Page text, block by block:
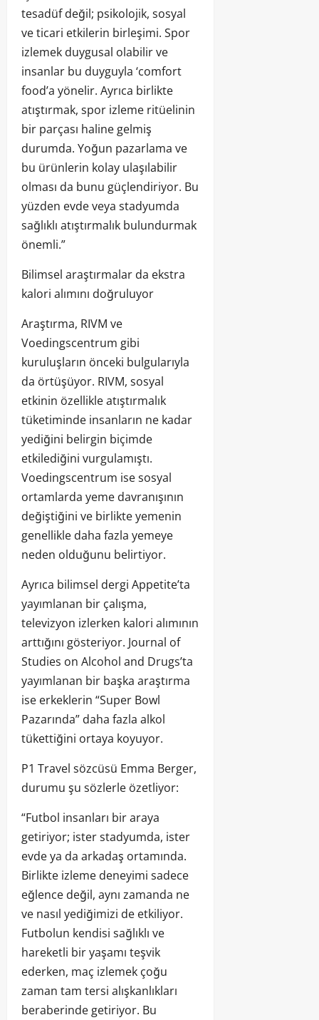
tesadüf değil; psikolojik, sosyal
ve ticari etkilerin birleşimi. Spor
izlemek duygusal olabilir ve
insanlar bu duyguyla ‘comfort
food’a yönelir. Ayrıca birlikte
atıştırmak, spor izleme ritüelinin
bir parçası haline gelmiş
durumda. Yoğun pazarlama ve
bu ürünlerin kolay ulaşılabilir
olması da bunu güçlendiriyor. Bu
yüzden evde veya stadyumda
sağlıklı atıştırmalık bulundurmak
önemli.”
Bilimsel araştırmalar da ekstra
kalori alımını doğruluyor
Araştırma, RIVM ve
Voedingscentrum gibi
kuruluşların önceki bulgularıyla
da örtüşüyor. RIVM, sosyal
etkinin özellikle atıştırmalık
tüketiminde insanların ne kadar
yediğini belirgin biçimde
etkilediğini vurgulamıştı.
Voedingscentrum ise sosyal
ortamlarda yeme davranışının
değiştiğini ve birlikte yemenin
genellikle daha fazla yemeye
neden olduğunu belirtiyor.
Ayrıca bilimsel dergi Appetite’ta
yayımlanan bir çalışma,
televizyon izlerken kalori alımının
arttığını gösteriyor. Journal of
Studies on Alcohol and Drugs’ta
yayımlanan bir başka araştırma
ise erkeklerin “Super Bowl
Pazarında” daha fazla alkol
tükettiğini ortaya koyuyor.
P1 Travel sözcüsü Emma Berger,
durumu şu sözlerle özetliyor:
“Futbol insanları bir araya
getiriyor; ister stadyumda, ister
evde ya da arkadaş ortamında.
Birlikte izleme deneyimi sadece
eğlence değil, aynı zamanda ne
ve nasıl yediğimizi de etkiliyor.
Futbolun kendisi sağlıklı ve
hareketli bir yaşamı teşvik
ederken, maç izlemek çoğu
zaman tam tersi alışkanlıkları
beraberinde getiriyor. Bu